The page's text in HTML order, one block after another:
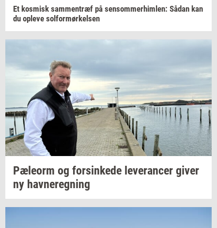
Et kos­misk sam­men­træf på sen­som­mer­him­len: Sådan kan
du op­le­ve sol­for­mør­kel­sen
Pæle­orm og for­sin­ke­de le­ve­ran­cer giver
ny hav­ne­reg­ning